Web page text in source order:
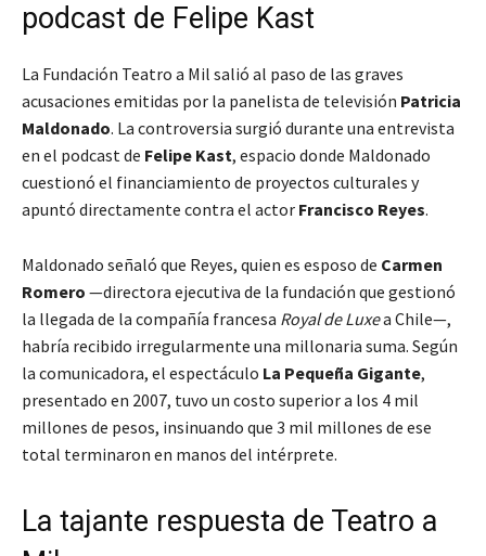
podcast de Felipe Kast
La Fundación Teatro a Mil salió al paso de las graves
acusaciones emitidas por la panelista de televisión Patricia
Maldonado. La controversia surgió durante una entrevista
en el podcast de Felipe Kast, espacio donde Maldonado
cuestionó el financiamiento de proyectos culturales y
apuntó directamente contra el actor Francisco Reyes.
Maldonado señaló que Reyes, quien es esposo de Carmen
Romero —directora ejecutiva de la fundación que gestionó
la llegada de la compañía francesa Royal de Luxea Chile—,
habría recibido irregularmente una millonaria suma. Según
la comunicadora, el espectáculo La Pequeña Gigante,
presentado en 2007, tuvo un costo superior a los 4 mil
millones de pesos, insinuando que 3 mil millones de ese
total terminaron en manos del intérprete.
La tajante respuesta de Teatro a